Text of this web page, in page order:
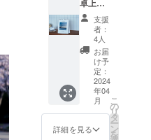
卓上カ
レン
ダー』
皆さま
の忙し
い毎日
に、絵
本以外
にも寄
り道に
なれる
ような
ものを
支援
者：
4人
お届
け予
定：
2024
年04
月
詳細を見る
こ
の
リ
タ
ー
ン
を